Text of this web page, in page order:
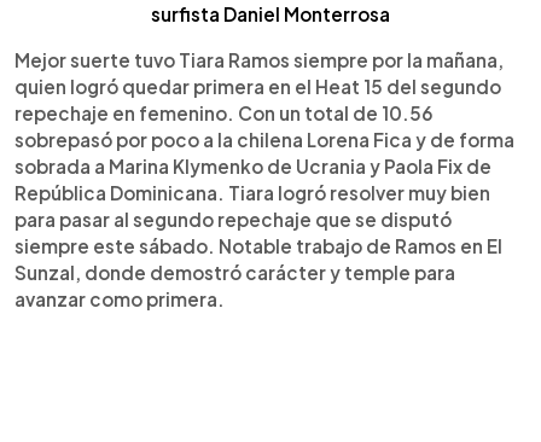
surfista Daniel Monterrosa
Mejor suerte tuvo Tiara Ramos siempre por la mañana,
quien logró quedar primera en el Heat 15 del segundo
repechaje en femenino. Con un total de 10.56
sobrepasó por poco a la chilena Lorena Fica y de forma
sobrada a Marina Klymenko de Ucrania y Paola Fix de
República Dominicana. Tiara logró resolver muy bien
para pasar al segundo repechaje que se disputó
siempre este sábado. Notable trabajo de Ramos en El
Sunzal, donde demostró carácter y temple para
avanzar como primera.